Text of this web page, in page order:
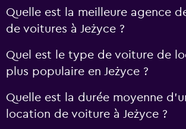
Quelle est la meilleure agence
de voitures à Jeżyce ?
Quel est le type de voiture de
plus populaire en Jeżyce ?
Quelle est la durée moyenne
location de voiture à Jeżyce ?